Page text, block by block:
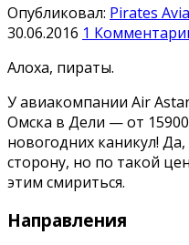
Опубликовал: Pirates Avia
30.06.2016 1
Алоха, пираты.
У авиакомпании Air
Омска в Дели — от
новогодних каникул!
сторону, но по такой
этим смириться.
Направления